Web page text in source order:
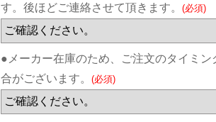
す。後ほどご連絡させて頂きます。 (必須)
●メーカー在庫のため、ご注文のタイミ
合がございます。 (必須)